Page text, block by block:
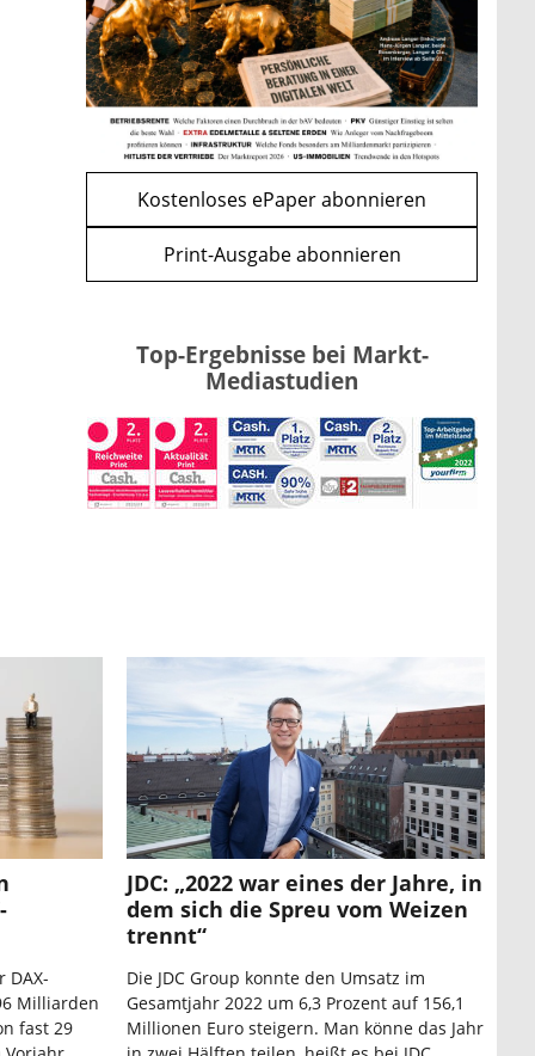
WEITERE ARTIKEL
zurückweiter
und CLARITY Act geben die
Richtung vor
mehr
Kostenloses ePaper abonnieren
Print-Ausgabe abonnieren
Top-Ergebnisse bei Markt-
Mediastudien
DAX-
Milliarden
fast 29
JDC: „2022 war eines der Jahre, in
dem sich die Spreu vom Weizen
trennt“
Die JDC Group konnte den Umsatz im
Gesamtjahr 2022 um 6,3 Prozent auf 156,1
Millionen Euro steigern. Man könne das Jahr